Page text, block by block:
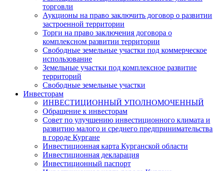
торговли
Аукционы на право заключить договор о развитии
застроенной территории
Торги на право заключения договора о
комплексном развитии территории
Свободные земельные участки под коммерческое
использование
Земельные участки под комплексное развитие
территорий
Свободные земельные участки
Инвесторам
ИНВЕСТИЦИОННЫЙ УПОЛНОМОЧЕННЫЙ
Обращение к инвесторам
Совет по улучшению инвестиционного климата и
развитию малого и среднего предпринимательства
в городе Кургане
Инвестиционная карта Курганской области
Инвестиционная декларация
Инвестиционный паспорт